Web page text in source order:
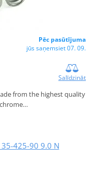
Pēc pasūtījuma
jūs saņemsiet 07. 09.
Salīdzināt
from the highest quality
35-425-90 9.0 N